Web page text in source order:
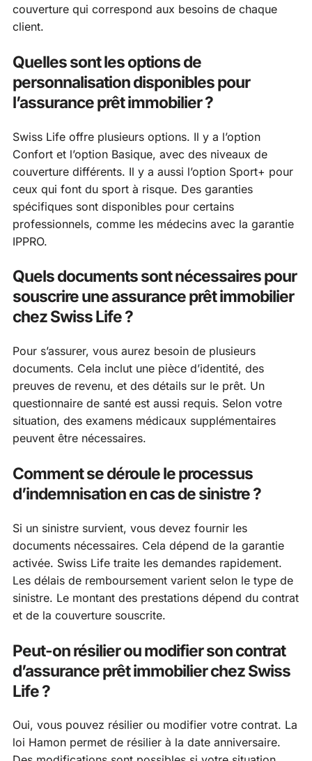
couverture qui correspond aux besoins de chaque
client.
Quelles sont les options de
personnalisation disponibles pour
l’assurance prêt immobilier ?
Swiss Life offre plusieurs options. Il y a l’option
Confort et l’option Basique, avec des niveaux de
couverture différents. Il y a aussi l’option Sport+ pour
ceux qui font du sport à risque. Des garanties
spécifiques sont disponibles pour certains
professionnels, comme les médecins avec la garantie
IPPRO.
Quels documents sont nécessaires pour
souscrire une assurance prêt immobilier
chez Swiss Life ?
Pour s’assurer, vous aurez besoin de plusieurs
documents. Cela inclut une pièce d’identité, des
preuves de revenu, et des détails sur le prêt. Un
questionnaire de santé est aussi requis. Selon votre
situation, des examens médicaux supplémentaires
peuvent être nécessaires.
Comment se déroule le processus
d’indemnisation en cas de sinistre ?
Si un sinistre survient, vous devez fournir les
documents nécessaires. Cela dépend de la garantie
activée. Swiss Life traite les demandes rapidement.
Les délais de remboursement varient selon le type de
sinistre. Le montant des prestations dépend du contrat
et de la couverture souscrite.
Peut-on résilier ou modifier son contrat
d’assurance prêt immobilier chez Swiss
Life ?
Oui, vous pouvez résilier ou modifier votre contrat. La
loi Hamon permet de résilier à la date anniversaire.